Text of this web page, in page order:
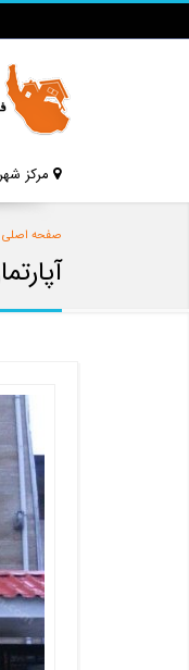
مرکز
صفحه اصلی
آپارتمان ۵۶متری ۶سال